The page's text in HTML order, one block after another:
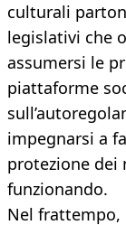
culturali
legislativi che
assumersi le
piattaforme
impegnarsi a
protezione dei
funzionando.
Nel frattempo,